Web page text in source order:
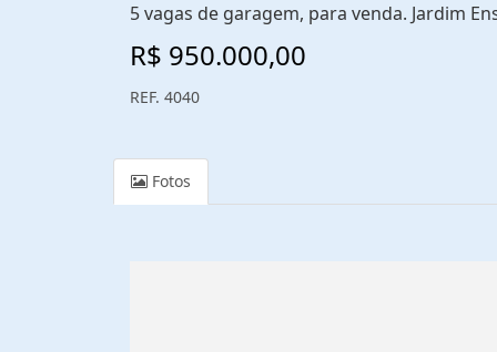
5 vagas de garagem, para venda. Jardim
R$ 950.000,00
REF. 4040
Fotos